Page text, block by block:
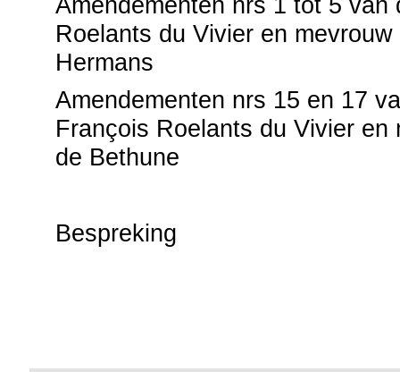
Roelants du Vivier en mevrouw
Hermans
Amendementen nrs 15 en 17
François Roelants du Vivier en
de Bethune
Bespreking